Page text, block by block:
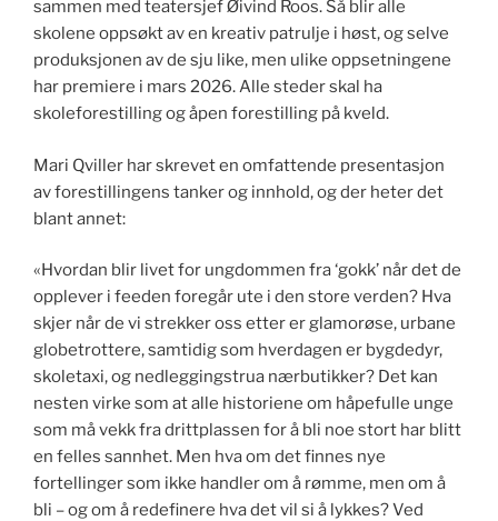
sammen med teatersjef Øivind Roos. Så blir alle
skolene oppsøkt av en kreativ patrulje i høst, og selve
produksjonen av de sju like, men ulike oppsetningene
har premiere i mars 2026. Alle steder skal ha
skoleforestilling og åpen forestilling på kveld.
Mari Qviller har skrevet en omfattende presentasjon
av forestillingens tanker og innhold, og der heter det
blant annet:
«Hvordan blir livet for ungdommen fra ‘gokk’ når det de
opplever i feeden foregår ute i den store verden? Hva
skjer når de vi strekker oss etter er glamorøse, urbane
globetrottere, samtidig som hverdagen er bygdedyr,
skoletaxi, og nedleggingstrua nærbutikker? Det kan
nesten virke som at alle historiene om håpefulle unge
som må vekk fra drittplassen for å bli noe stort har blitt
en felles sannhet. Men hva om det finnes nye
fortellinger som ikke handler om å rømme, men om å
bli – og om å redefinere hva det vil si å lykkes? Ved